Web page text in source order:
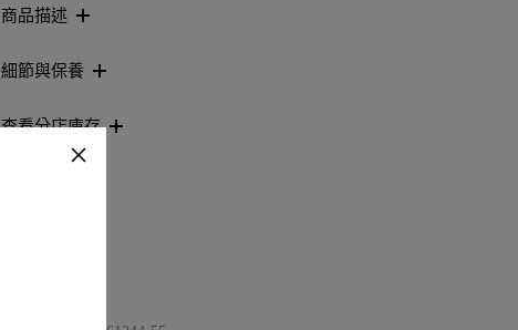
商品描述
細節與保養
查看分店庫存